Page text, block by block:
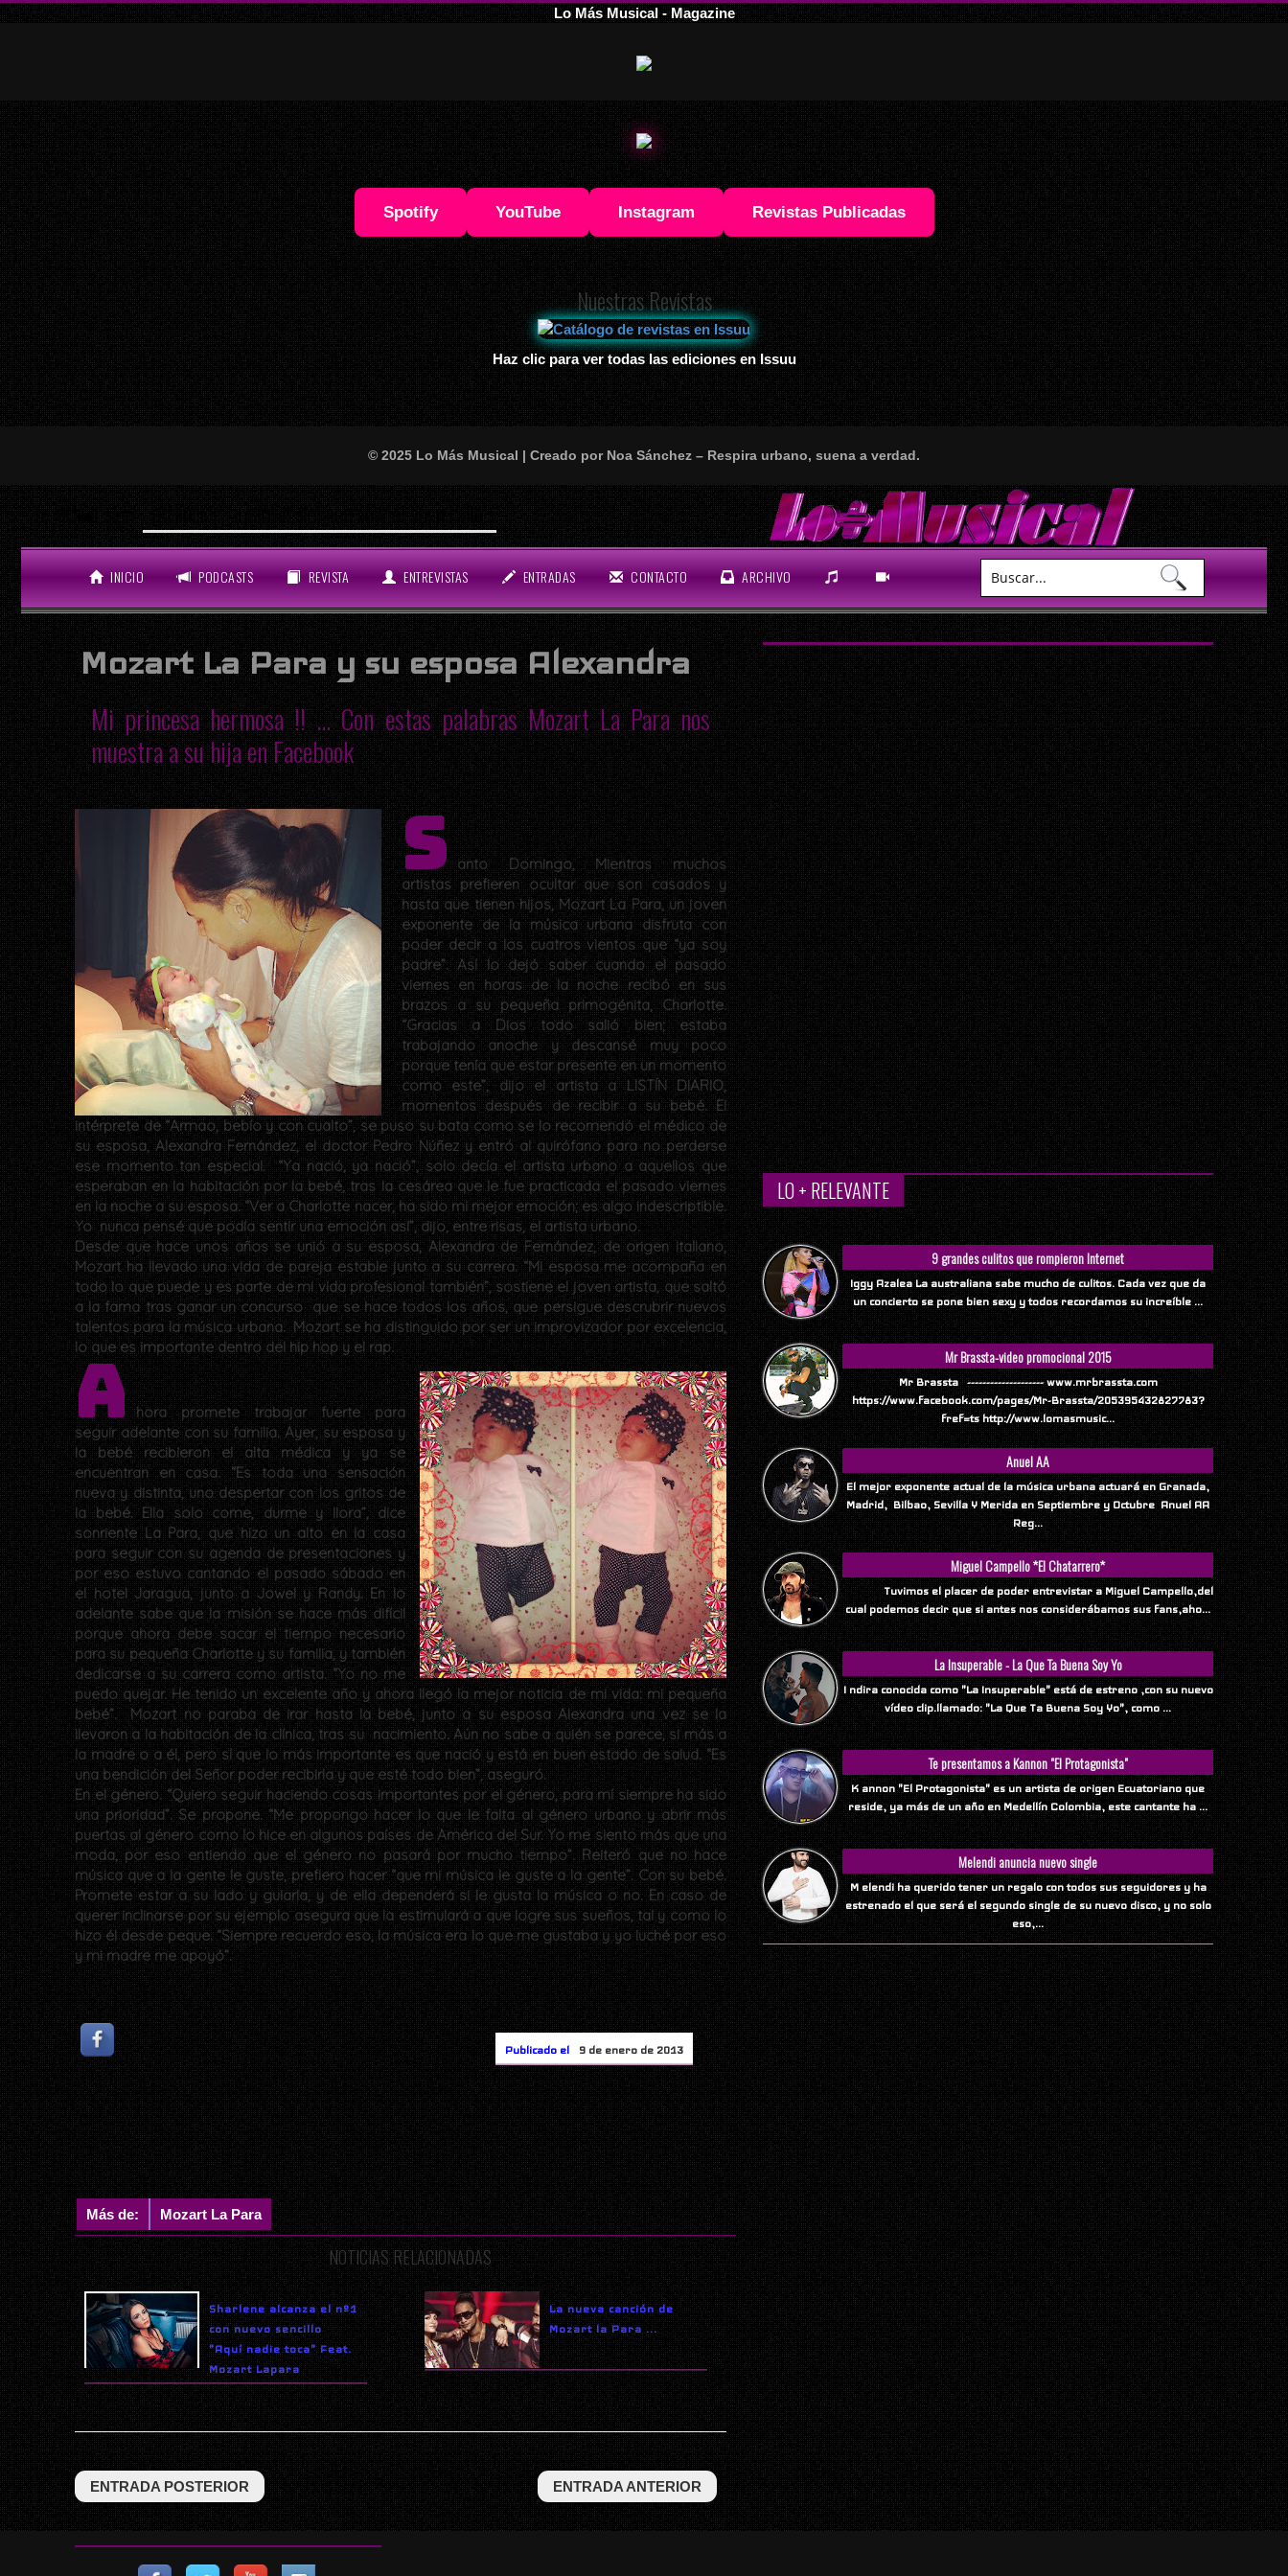
Lo Más Musical - Magazine
Spotify YouTube Instagram Revistas Publicadas
Nuestras Revistas
Haz clic para ver todas las ediciones en Issuu
© 2025 Lo Más Musical | Creado por Noa Sánchez – Respira urbano, suena a verdad.
LO ÚLTIMO Will
INICIO PODCASTS REVISTA ENTREVISTAS ENTRADAS CONTACTO ARCHIVO
Mozart La Para y su esposa Alexandra
Mi princesa hermosa !! ... Con estas palabras Mozart La Para nos
muestra a su hija en Facebook
S anto Domingo, Mientras muchos
artistas prefieren ocultar que son casados y
hasta que tienen hijos, Mozart La Para, un joven
exponente de la música urbana disfruta con
poder decir a los cuatros vientos que “ya soy
padre”. Así lo dejó saber cuando el pasado
viernes en horas de la noche recibó en sus
brazos a su pequeña primogénita, Charlotte.
“Gracias a Dios todo salió bien; estaba
trabajando anoche y descansé muy poco
porque tenía que estar presente en un momento
como este”, dijo el artista a LISTÍN DIARIO,
momentos después de recibir a su bebé. El
intérprete de “Armao, bebío y con cualto”, se puso su bata como se lo recomendó el médico de
su esposa, Alexandra Fernández, el doctor Pedro Núñez y entró al quirófano para no perderse
ese momento tan especial. “Ya nació, ya nació”, solo decía el artista urbano a aquellos que
esperaban en la habitación por la bebé, tras la cesárea que le fue practicada el pasado viernes
en la noche a su esposa. “Ver a Charlotte nacer, ha sido mi mejor emoción; es algo indescriptible.
Yo nunca pensé que podía sentir una emoción así”, dijo, entre risas, el artista urbano.
Desde que hace unos años se unió a su esposa, Alexandra de Fernández, de origen italiano,
Mozart ha llevado una vida de pareja estable junto a su carrera. “Mi esposa me acompaña en
todo lo que puede y es parte de mi vida profesional también”, sostiene el joven artista, que saltó
a la fama tras ganar un concurso que se hace todos los años, que persigue descrubrir nuevos
talentos para la música urbana. Mozart se ha distinguido por ser un improvizador por excelencia,
lo que es importante dentro del hip hop y el rap.
A hora promete trabajar fuerte para
seguir adelante con su familia. Ayer, su esposa y
la bebé recibieron el alta médica y ya se
encuentran en casa. “Es toda una sensación
nueva y distinta, uno despertar con los gritos de
la bebé. Ella solo come, durme y llora”, dice
sonriente La Para, que hizo un alto en la casa
para seguir con su agenda de presentaciones y
por eso estuvo cantando el pasado sábado en
el hotel Jaragua, junto a Jowel y Randy. En lo
adelante sabe que la misión se hace más difícil
porque ahora debe sacar el tiempo necesario
para su pequeña Charlotte y su familia, y también
dedicarse a su carrera como artista. “Yo no me
puedo quejar. He tenido un excelente año y ahora llegó la mejor noticia de mi vida: mi pequeña
bebé”. Mozart no paraba de irar hasta la bebé, junto a su esposa Alexandra una vez se la
llevaron a la habitación de la clínica, tras su nacimiento. Aún no sabe a quién se parece, si más a
la madre o a él, pero sí que lo más importante es que nació y está en buen estado de salud. “Es
una bendición del Señor poder recibirla y que esté todo bien”, aseguró.
En el género. “Quiero seguir haciendo cosas importantes por el género, para mí siempre ha sido
una prioridad”. Se propone. “Me propongo hacer lo que le falta al género urbano y abrir más
puertas al género como lo hice en algunos países de América del Sur. Yo me siento más que una
moda, por eso entiendo que el género no pasará por mucho tiempo”. Reiteró que no hace
música que a la gente le guste, prefiero hacer “que mi música le guste a la gente”. Con su bebé.
Promete estar a su lado y guiarla, y de ella dependerá si le gusta la música o no. En caso de
querer inclinarse por su ejemplo asegura que la estimulará a que logre sus sueños, tal y como lo
hizo él desde peque. “Siempre recuerdo eso, la música era lo que me gustaba y yo luché por eso
y mi madre me apoyó”.
Publicado el 9 de enero de 2013
Más de: Mozart La Para
NOTICIAS RELACIONADAS
Sharlene alcanza el nº1
con nuevo sencillo
"Aquí nadie toca" Feat.
Mozart Lapara
La nueva canción de
Mozart la Para ...
ENTRADA POSTERIOR ENTRADA ANTERIOR
LO + RELEVANTE
9 grandes culitos que rompieron Internet
Iggy Azalea La australiana sabe mucho de culitos. Cada vez que da
un concierto se pone bien sexy y todos recordamos su increíble ...
Mr Brassta-video promocional 2015
Mr Brassta -------------------- www.mrbrassta.com
https://www.facebook.com/pages/Mr-Brassta/205395432827783?
fref=ts http://www.lomasmusic...
Anuel AA
El mejor exponente actual de la música urbana actuará en Granada,
Madrid, Bilbao, Sevilla Y Merida en Septiembre y Octubre Anuel AA
Reg...
Miguel Campello *El Chatarrero*
Tuvimos el placer de poder entrevistar a Miguel Campello,del
cual podemos decir que si antes nos considerábamos sus fans,aho...
La Insuperable - La Que Ta Buena Soy Yo
I ndira conocida como "La Insuperable" está de estreno ,con su nuevo
vídeo clip.llamado: "La Que Ta Buena Soy Yo", como ...
Te presentamos a Kannon "El Protagonista"
K annon "El Protagonista" es un artista de origen Ecuatoriano que
reside, ya más de un año en Medellín Colombia, este cantante ha ...
Melendi anuncia nuevo single
M elendi ha querido tener un regalo con todos sus seguidores y ha
estrenado el que será el segundo single de su nuevo disco, y no solo
eso,...